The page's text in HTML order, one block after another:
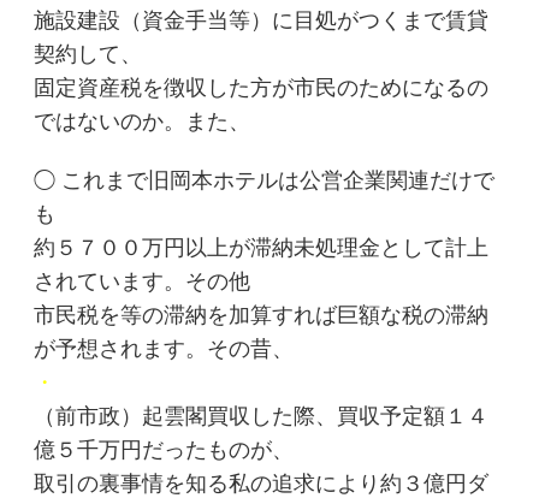
施設建設（資金手当等）に目処がつくまで賃貸
契約して、
固定資産税を徴収した方が市民のためになるの
ではないのか。また、
◯ これまで旧岡本ホテルは公営企業関連だけで
も
約５７００万円以上が滞納未処理金として計上
されています。その他
市民税を等の滞納を加算すれば巨額な税の滞納
が予想されます。その昔、
・
（前市政）起雲閣買収した際、買収予定額１４
億５千万円だったものが、
取引の裏事情を知る私の追求により約３億円ダ